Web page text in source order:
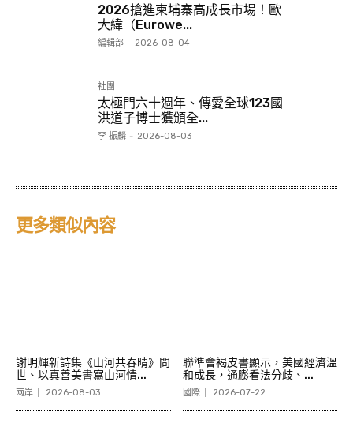
2026搶進柬埔寨高成長市場！歐
大緯（Eurowe...
編輯部 - 2026-08-04
社團
太極門六十週年、傳愛全球123國
洪道子博士獲頒全...
李 振麟 - 2026-08-03
更多類似內容
謝明輝新詩集《山河共春晴》問
世、以真善美書寫山河情...
兩岸 2026-08-03
聯準會褐皮書顯示，美國經濟溫
和成長，通膨看法分歧、...
國際 2026-07-22